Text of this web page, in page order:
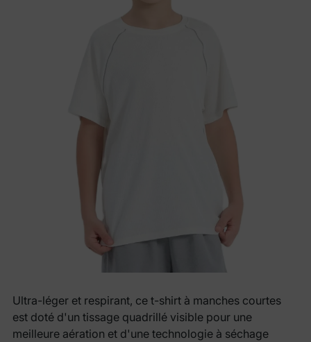
Ultra-léger et respirant, ce t-shirt à manches courtes
est doté d'un tissage quadrillé visible pour une
meilleure aération et d'une technologie à séchage